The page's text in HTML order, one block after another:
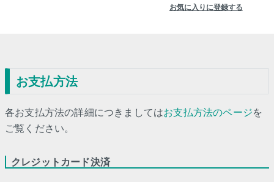
お気に入りに登録する
お支払方法
各お支払方法の詳細につきましてはお支払方法のページを
ご覧ください。
クレジットカード決済